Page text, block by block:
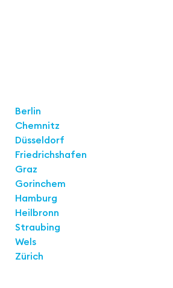
Berlin
Chemnitz
Düsseldorf
Friedrichshafen
Graz
Gorinchem
Hamburg
Heilbronn
Straubing
Wels
Zürich